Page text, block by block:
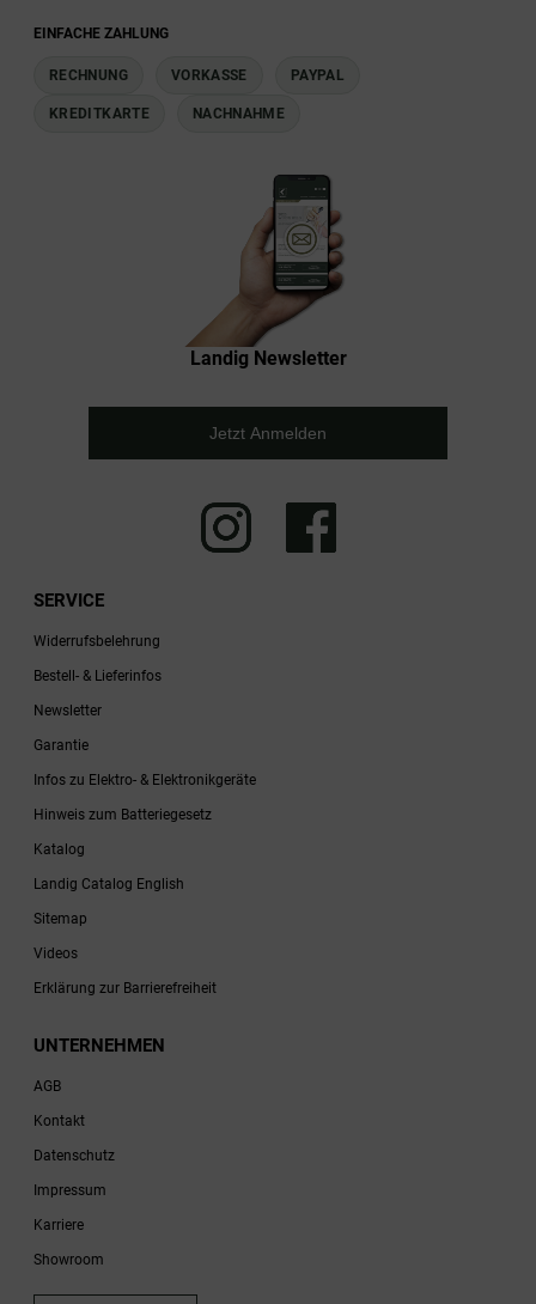
EINFACHE ZAHLUNG
RECHNUNG VORKASSE PAYPAL
KREDITKARTE NACHNAHME
Landig Newsletter
Jetzt Anmelden
SERVICE
Widerrufsbelehrung
Bestell- & Lieferinfos
Newsletter
Garantie
Infos zu Elektro- & Elektronikgeräte
Hinweis zum Batteriegesetz
Katalog
Landig Catalog English
Sitemap
Videos
Erklärung zur Barrierefreiheit
UNTERNEHMEN
AGB
Kontakt
Datenschutz
Impressum
Karriere
Showroom